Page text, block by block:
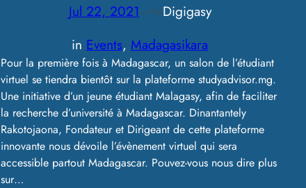
Jul 22, 2021— byDigigasy
in Events, Madagasikara
Pour la première fois à Madagascar, un salon de l’étudiant
virtuel se tiendra bientôt sur la plateforme studyadvisor.mg.
Une initiative d’un jeune étudiant Malagasy, afin de faciliter
la recherche d’université à Madagascar. Dinantantely
Rakotojaona, Fondateur et Dirigeant de cette plateforme
innovante nous dévoile l’évènement virtuel qui sera
accessible partout Madagascar. Pouvez-vous nous dire plus
sur…